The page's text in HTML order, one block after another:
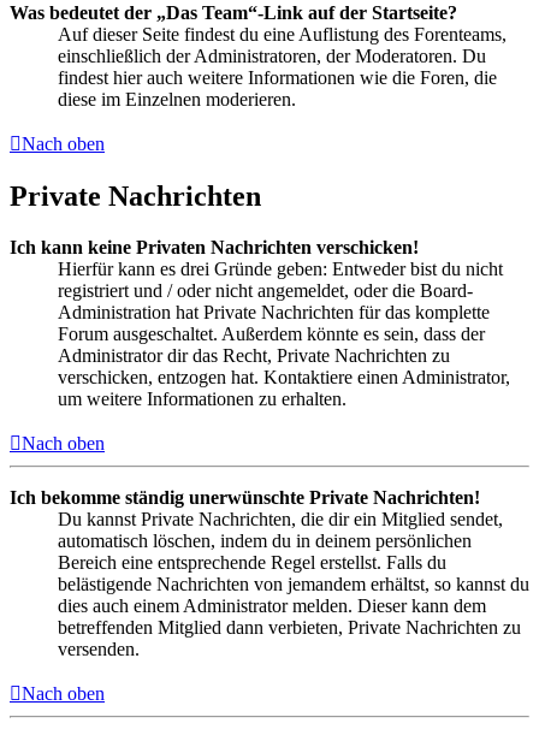
Was bedeutet der „Das Team“-Link auf der Startseite?
Auf dieser Seite findest du eine Auflistung des Forenteams,
einschließlich der Administratoren, der Moderatoren. Du
findest hier auch weitere Informationen wie die Foren, die
diese im Einzelnen moderieren.
Nach oben
Private Nachrichten
Ich kann keine Privaten Nachrichten verschicken!
Hierfür kann es drei Gründe geben: Entweder bist du nicht
registriert und / oder nicht angemeldet, oder die Board-
Administration hat Private Nachrichten für das komplette
Forum ausgeschaltet. Außerdem könnte es sein, dass der
Administrator dir das Recht, Private Nachrichten zu
verschicken, entzogen hat. Kontaktiere einen Administrator,
um weitere Informationen zu erhalten.
Nach oben
Ich bekomme ständig unerwünschte Private Nachrichten!
Du kannst Private Nachrichten, die dir ein Mitglied sendet,
automatisch löschen, indem du in deinem persönlichen
Bereich eine entsprechende Regel erstellst. Falls du
belästigende Nachrichten von jemandem erhältst, so kannst du
dies auch einem Administrator melden. Dieser kann dem
betreffenden Mitglied dann verbieten, Private Nachrichten zu
versenden.
Nach oben